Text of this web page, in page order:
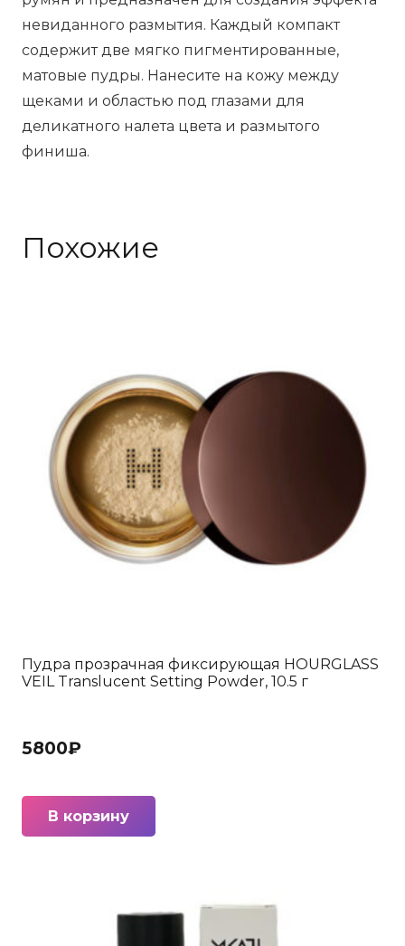
невиданного размытия. Каждый компакт
содержит две мягко пигментированные,
матовые пудры. Нанесите на кожу между
щеками и областью под глазами для
деликатного налета цвета и размытого
финиша.
Похожие
Пудра прозрачная фиксирующая HOURGLASS
VEIL Translucent Setting Powder, 10.5 г
5800₽
В корзину